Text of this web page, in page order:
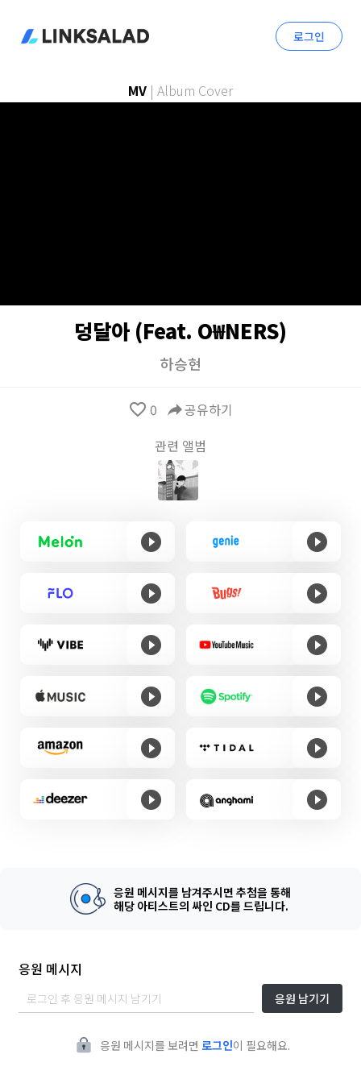
로그인
MV | Album Cover
덩달아 (Feat. O₩NERS)
하승현
favorite_border 0 reply공유하기
관련 앨범
응원 메시지를 남겨주시면 추첨을 통해
해당 아티스트의 싸인 CD를 드립니다.
응원 메시지
응원 남기기
응원 메시지를 보려면 로그인이 필요해요.